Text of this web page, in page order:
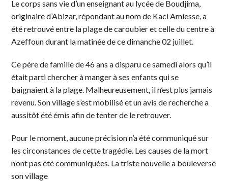
Le corps sans vie d’un enseignant au lycée de Boudjima,
originaire d’Abizar, répondant au nom de Kaci Amiesse, a
été retrouvé entre la plage de caroubier et celle du centre à
Azeffoun durant la matinée de ce dimanche 02 juillet.
Ce père de famille de 46 ans a disparu ce samedi alors qu’il
était parti chercher à manger à ses enfants qui se
baignaient à la plage. Malheureusement, il n’est plus jamais
revenu. Son village s’est mobilisé et un avis de recherche a
aussitôt été émis afin de tenter de le retrouver.
Pour le moment, aucune précision n’a été communiqué sur
les circonstances de cette tragédie. Les causes de la mort
n’ont pas été communiquées. La triste nouvelle a bouleversé
son village